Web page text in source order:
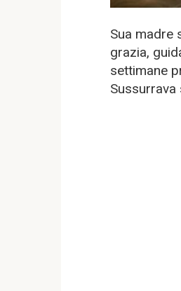
Sua madre
grazia,
settimane
Sussurrava